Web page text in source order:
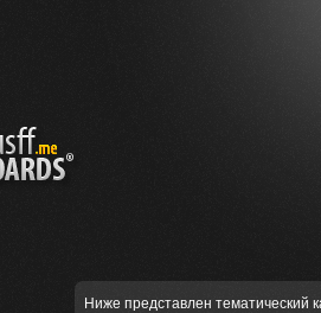
Ниже представлен тематический